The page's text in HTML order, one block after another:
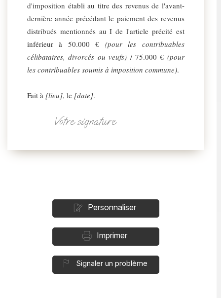
d'imposition établi au titre des revenus de l'avant-
dernière année précédant le paiement des revenus
distribués mentionnés au I de l'article précité est
inférieur à 50.000 € (pour les contribuables
célibataires, divorcés ou veufs) / 75.000 € (pour
les contribuables soumis à imposition commune).
Fait à [lieu], le [date].
Votre signature
Personnaliser
Imprimer
Signaler un problème